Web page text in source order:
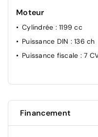
Moteur
Cylindrée : 1199 cc
Puissance DIN : 136 ch
Puissance fiscale : 7
Financement